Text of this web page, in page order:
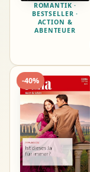
ROMANTIK ·
BESTSELLER ·
ACTION &
ABENTEUER
-40%